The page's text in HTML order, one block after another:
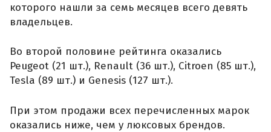
которого нашли за семь месяцев всего девять
владельцев.
Во второй половине рейтинга оказались
Peugeot (21 шт.), Renault (36 шт.), Citroen (85 шт.),
Tesla (89 шт.) и Genesis (127 шт.).
При этом продажи всех перечисленных марок
оказались ниже, чем у люксовых брендов.